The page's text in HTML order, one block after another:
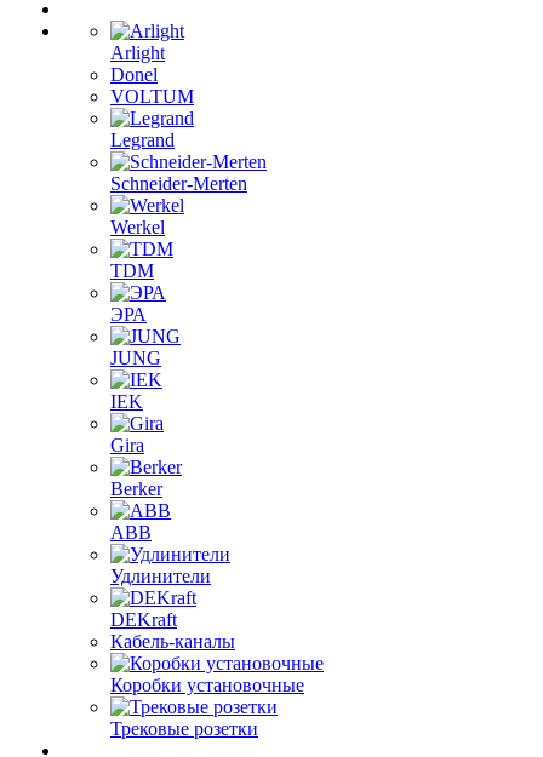
Arlight
Donel
VOLTUM
Legrand
Schneider-Merten
Werkel
TDM
ЭРА
JUNG
IEK
Gira
Berker
ABB
Удлинители
DEKraft
Кабель-каналы
Коробки установочные
Трековые розетки